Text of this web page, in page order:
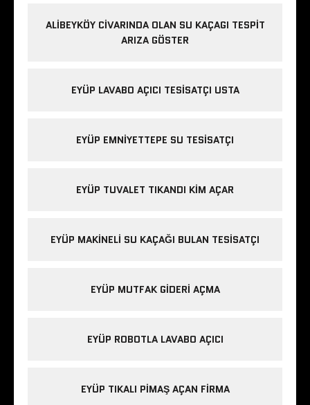
ALIBEYKÖY CIVARINDA OLAN SU KAÇAGI TESPIT
ARIZA GÖSTER
EYÜP LAVABO AÇICI TESISATÇI USTA
EYÜP EMNIYETTEPE SU TESISATÇI
EYÜP TUVALET TIKANDI KIM AÇAR
EYÜP MAKINELI SU KAÇAĞI BULAN TESISATÇI
EYÜP MUTFAK GIDERI AÇMA
EYÜP ROBOTLA LAVABO AÇICI
EYÜP TIKALI PIMAŞ AÇAN FIRMA